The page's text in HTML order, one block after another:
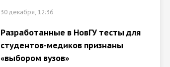
30 декабря, 12:36
Разработанные в НовГУ тесты для
студентов-медиков признаны
«выбором вузов»